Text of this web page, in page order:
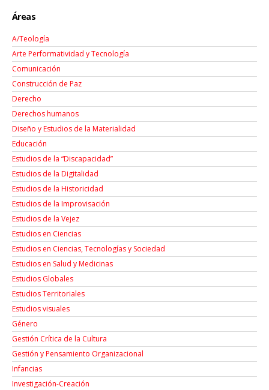
Áreas
A/Teología
Arte Performatividad y Tecnología
Comunicación
Construcción de Paz
Derecho
Derechos humanos
Diseño y Estudios de la Materialidad
Educación
Estudios de la “Discapacidad”
Estudios de la Digitalidad
Estudios de la Historicidad
Estudios de la Improvisación
Estudios de la Vejez
Estudios en Ciencias
Estudios en Ciencias, Tecnologías y Sociedad
Estudios en Salud y Medicinas
Estudios Globales
Estudios Territoriales
Estudios visuales
Género
Gestión Crítica de la Cultura
Gestión y Pensamiento Organizacional
Infancias
Investigación-Creación